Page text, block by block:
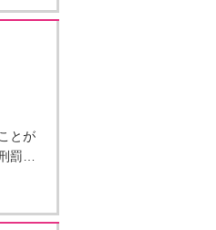
とが
罰…